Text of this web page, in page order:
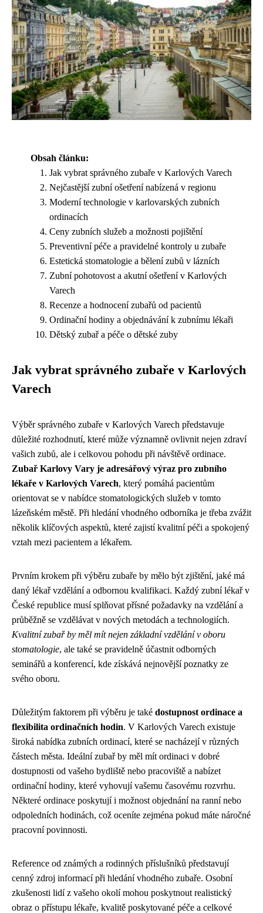
Obsah článku:
Jak vybrat správného zubaře v Karlových Varech
Nejčastější zubní ošetření nabízená v regionu
Moderní technologie v karlovarských zubních
ordinacích
Ceny zubních služeb a možnosti pojištění
Preventivní péče a pravidelné kontroly u zubaře
Estetická stomatologie a bělení zubů v lázních
Zubní pohotovost a akutní ošetření v Karlových
Varech
Recenze a hodnocení zubařů od pacientů
Ordinační hodiny a objednávání k zubnímu lékaři
Dětský zubař a péče o dětské zuby
Jak vybrat správného zubaře v Karlových
Varech
Výběr správného zubaře v Karlových Varech představuje
důležité rozhodnutí, které může významně ovlivnit nejen zdraví
vašich zubů, ale i celkovou pohodu při návštěvě ordinace.
Zubař Karlovy Vary je adresářový výraz pro zubního
lékaře v Karlových Varech, který pomáhá pacientům
orientovat se v nabídce stomatologických služeb v tomto
lázeňském městě. Při hledání vhodného odborníka je třeba zvážit
několik klíčových aspektů, které zajistí kvalitní péči a spokojený
vztah mezi pacientem a lékařem.
Prvním krokem při výběru zubaře by mělo být zjištění, jaké má
daný lékař vzdělání a odbornou kvalifikaci. Každý zubní lékař v
České republice musí splňovat přísné požadavky na vzdělání a
průběžně se vzdělávat v nových metodách a technologiích.
Kvalitní zubař by měl mít nejen základní vzdělání v oboru
stomatologie, ale také se pravidelně účastnit odborných
seminářů a konferencí, kde získává nejnovější poznatky ze
svého oboru.
Důležitým faktorem při výběru je také dostupnost ordinace a
flexibilita ordinačních hodin. V Karlových Varech existuje
široká nabídka zubních ordinací, které se nacházejí v různých
částech města. Ideální zubař by měl mít ordinaci v dobré
dostupnosti od vašeho bydliště nebo pracoviště a nabízet
ordinační hodiny, které vyhovují vašemu časovému rozvrhu.
Některé ordinace poskytují i možnost objednání na ranní nebo
odpoledních hodinách, což oceníte zejména pokud máte náročné
pracovní povinnosti.
Reference od známých a rodinných příslušníků představují
cenný zdroj informací při hledání vhodného zubaře. Osobní
zkušenosti lidí z vašeho okolí mohou poskytnout realistický
obraz o přístupu lékaře, kvalitě poskytované péče a celkové